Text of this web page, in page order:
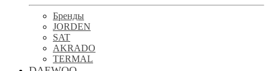
Бренды
JORDEN
SAT
AKRADO
TERMAL